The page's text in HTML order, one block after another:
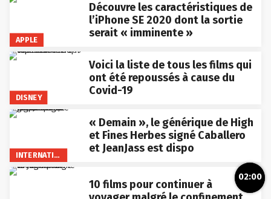
APPLE
Découvre les caractéristiques de
l’iPhone SE 2020 dont la sortie
serait « imminente »
DISNEY
Voici la liste de tous les films qui
ont été repoussés à cause du
Covid-19
INTERNATIONAL
« Demain », le générique de High
et Fines Herbes signé Caballero
et JeanJass est dispo
10 films pour continuer à
02:00